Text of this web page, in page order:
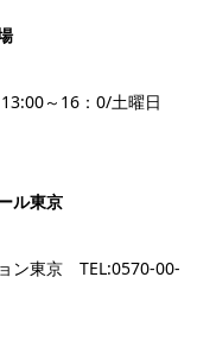
～16：0/土曜日
ル東京
ン東京 TEL:0570-00-